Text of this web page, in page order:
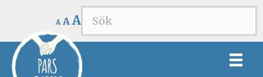
A
Decrease
font
size.
A Reset
font
size.
AIncrease
font
size.